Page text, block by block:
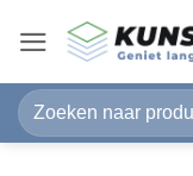
naar
inhoud
Zoeken
naar: